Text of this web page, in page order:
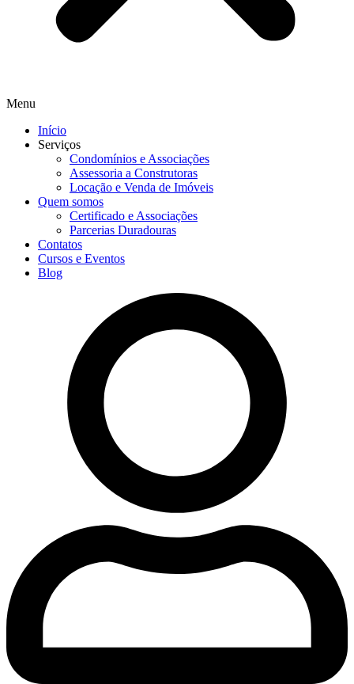
Menu
Início
Serviços
Condomínios e Associações
Assessoria a Construtoras
Locação e Venda de Imóveis
Quem somos
Certificado e Associações
Parcerias Duradouras
Contatos
Cursos e Eventos
Blog